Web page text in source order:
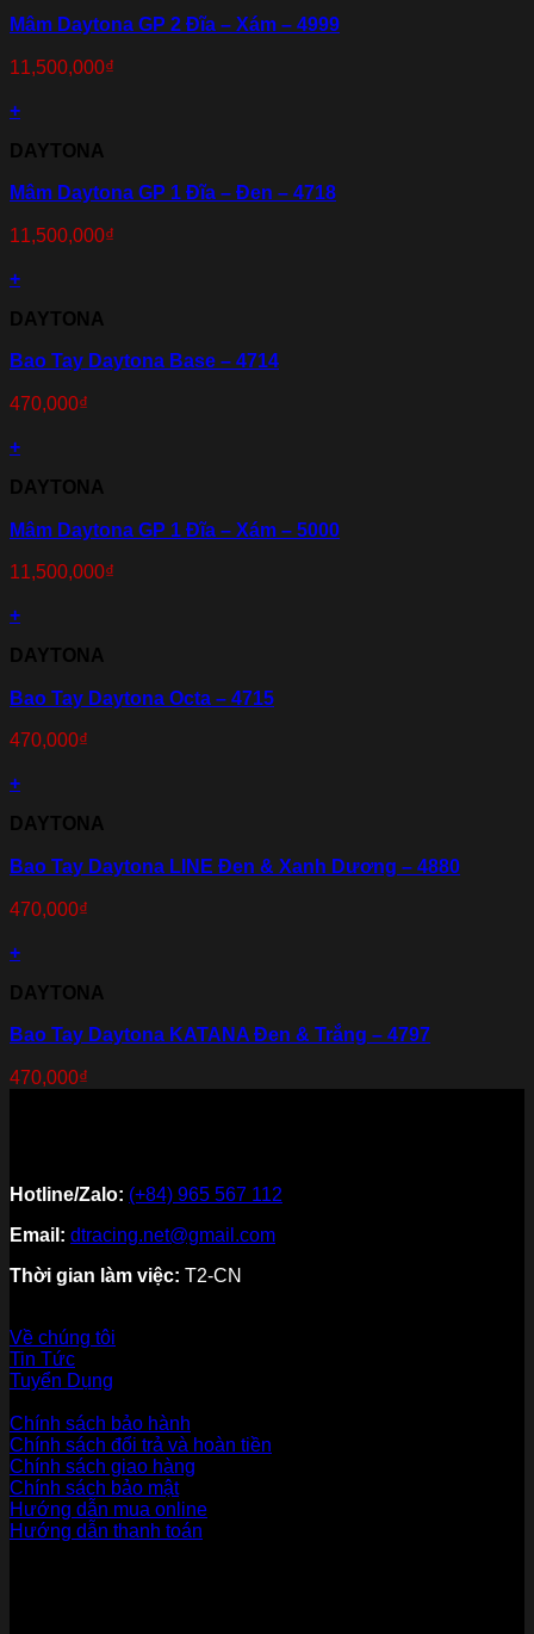
Mâm Daytona GP 2 Đĩa – Xám – 4999
11,500,000₫
+
DAYTONA
Mâm Daytona GP 1 Đĩa – Đen – 4718
11,500,000₫
+
DAYTONA
Bao Tay Daytona Base – 4714
470,000₫
+
DAYTONA
Mâm Daytona GP 1 Đĩa – Xám – 5000
11,500,000₫
+
DAYTONA
Bao Tay Daytona Octa – 4715
470,000₫
+
DAYTONA
Bao Tay Daytona LINE Đen & Xanh Dương – 4880
470,000₫
+
DAYTONA
Bao Tay Daytona KATANA Đen & Trắng – 4797
470,000₫
Hotline/Zalo: (+84) 965 567 112
Email: dtracing.net@gmail.com
Thời gian làm việc: T2-CN
Về chúng tôi
Tin Tức
Tuyển Dụng
Chính sách bảo hành
Chính sách đổi trả và hoàn tiền
Chính sách giao hàng
Chính sách bảo mật
Hướng dẫn mua online
Hướng dẫn thanh toán